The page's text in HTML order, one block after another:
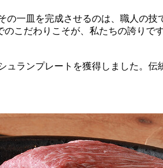
の一皿を完成させるのは、職人の
こだわりこそが、私たちの誇りです
ュランプレートを獲得しました。